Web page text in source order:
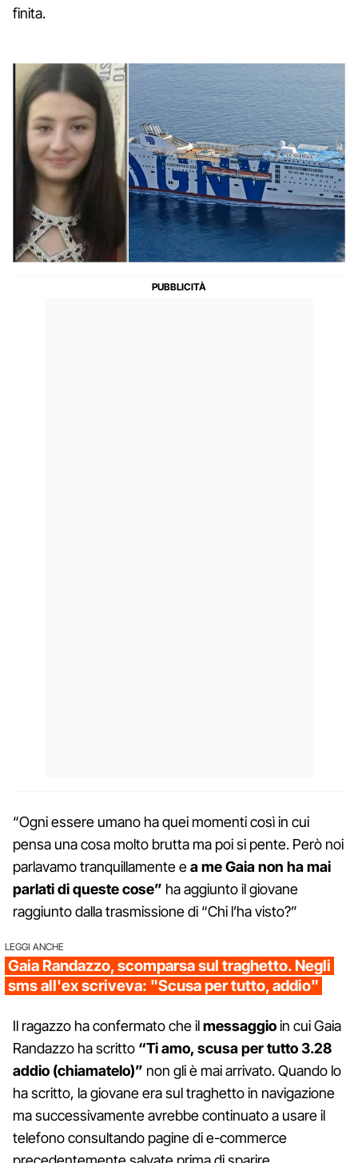
finita.
“Ogni essere umano ha quei momenti così in cui
pensa una cosa molto brutta ma poi si pente. Però noi
parlavamo tranquillamente ea me Gaia non ha mai
parlati di queste cose” ha aggiunto il giovane
raggiunto dalla trasmissione di “Chi l’ha visto?”
LEGGI ANCHE
Gaia Randazzo, scomparsa sul traghetto. Negli
sms all'ex scriveva: "Scusa per tutto, addio"
Il ragazzo ha confermato che ilmessaggioin cui Gaia
Randazzo ha scritto “Ti amo, scusa per tutto 3.28
addio (chiamatelo)” non gli è mai arrivato. Quando lo
ha scritto, la giovane era sul traghetto in navigazione
ma successivamente avrebbe continuato a usare il
telefono consultando pagine di e-commerce